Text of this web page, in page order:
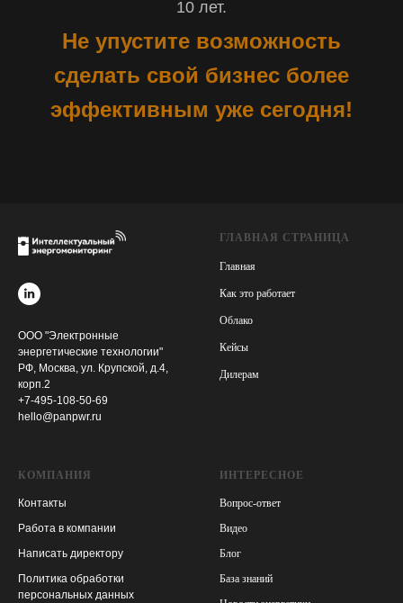
10 лет.
Не упустите возможность
сделать свой бизнес более
эффективным уже сегодня!
ООО "Электронные
энергетические технологии"
РФ, Москва, ул. Крупской, д.4,
корп.2
+7-495-108-50-69
hello@panpwr.ru
ГЛАВНАЯ СТРАНИЦА
Главная
Как это работает
Облако
Кейсы
Дилерам
КОМПАНИЯ
Контакты
Работа в компании
Написать директору
Политика обработки
персональных данных
ИНТЕРЕСНОЕ
Вопрос-ответ
Видео
Блог
База знаний